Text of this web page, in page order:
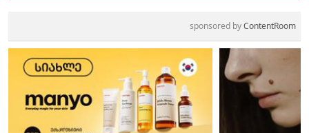
sponsored byContentRoom